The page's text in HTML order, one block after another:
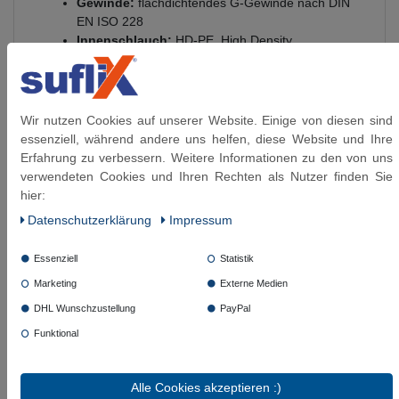
Gewinde: flachdichtendes G-Gewinde nach DIN
EN ISO 228
Innenschlauch:HD-PE, High Density
Polyethylen
Anschlüsse:
Betriebsdruck:
Temperaturbereich:-15 °C bis +90 °C
DVGW-Angabe Trinkwasser:
max. +70 °C
Verwendung:Leitungswasser bei
Raumtemperatur und Kühlwasser mit
Materialien gemäß KTW-A / W270
Medienbeständigkeit
Leitungswasser bei Raumtemperatur,
Kühlwasser mit Glykolbeimischung bis max. 50 %
Nicht geeignet:
Schutzgase wie CO₂ oder Argon, Säuren und
Wir nutzen Cookies auf unserer Website. Einige von diesen sind
essenziell, während andere uns helfen, diese Website und Ihre
Erfahrung zu verbessern. Weitere Informationen zu den von uns
verwendeten Cookies und Ihren Rechten als Nutzer finden Sie
hier:
Daten­schutz­erklärung
Impressum
Essenziell Statistik
Marketing Externe Medien
DHL Wunschzustellung PayPal
Funktional
Alle Cookies akzeptieren :)